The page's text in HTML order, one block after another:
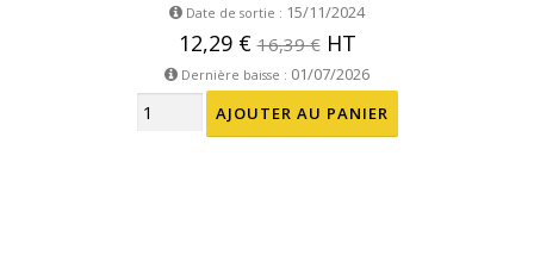
Date de sortie : 15/11/2024
12,29 €16,39 €HT
Dernière baisse : 01/07/2026